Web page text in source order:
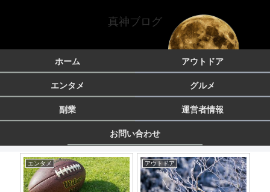
真神ブログ
ホーム アウトドア
エンタメ グルメ
副業 運営者情報
お問い合わせ
エンタメ アウトドア